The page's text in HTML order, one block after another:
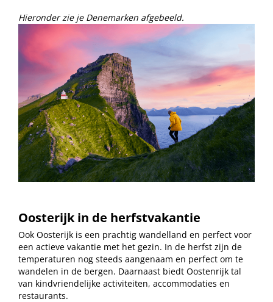
Hieronder zie je Denemarken afgebeeld.
Oosterijkin de herfstvakantie
Ook Oosterijk is een prachtig wandelland en perfect voor
een actieve vakantie met het gezin. In de herfst zijn de
temperaturen nog steeds aangenaam en perfect om te
wandelen in de bergen. Daarnaast biedt Oostenrijk tal
van kindvriendelijke activiteiten, accommodaties en
restaurants.